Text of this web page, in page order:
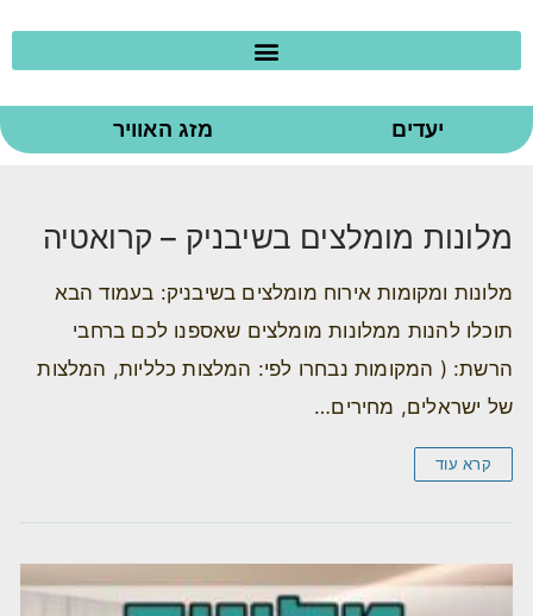
יעדים מזג האוויר
מלונות מומלצים בשיבניק – קרואטיה
מלונות ומקומות אירוח מומלצים בשיבניק: בעמוד הבא
תוכלו להנות ממלונות מומלצים שאספנו לכם ברחבי
הרשת: ( המקומות נבחרו לפי: המלצות כלליות, המלצות
של ישראלים, מחירים…
קרא עוד